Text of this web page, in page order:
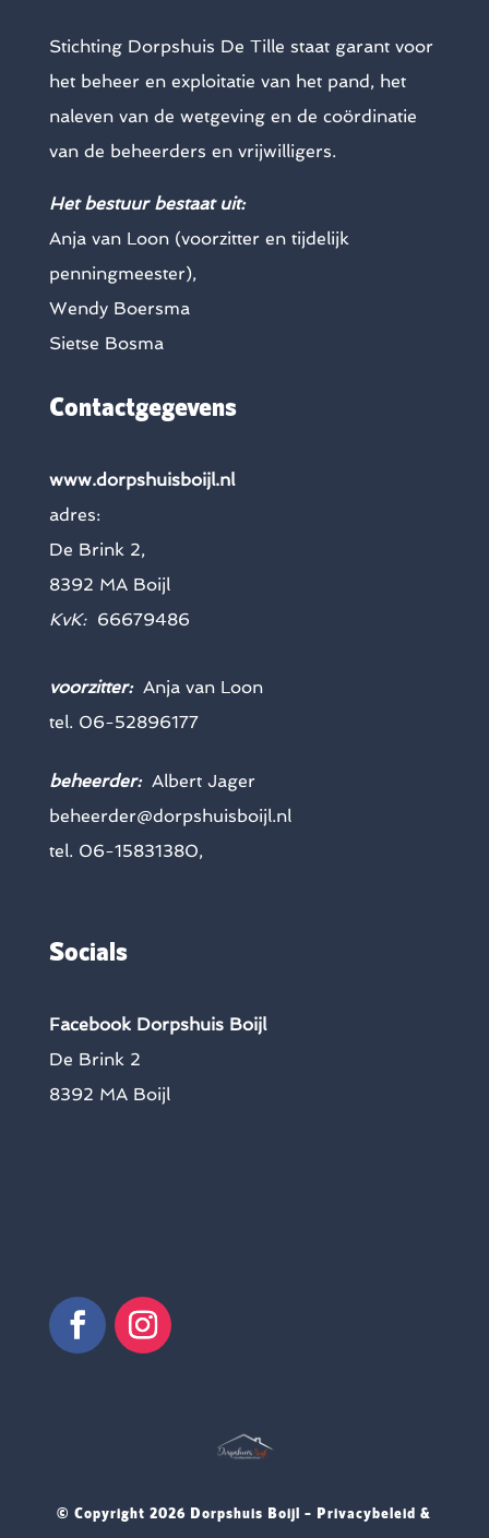
Stichting Dorpshuis De Tille staat garant voor
het beheer en exploitatie van het pand, het
naleven van de wetgeving en de coördinatie
van de beheerders en vrijwilligers.
Het bestuur bestaat uit:
Anja van Loon (voorzitter en tijdelijk
penningmeester),
Wendy Boersma
Sietse Bosma
Contactgegevens
www.dorpshuisboijl.nl
adres:
De Brink 2,
8392 MA Boijl
KvK:66679486
voorzitter: Anja van Loon
tel. 06-52896177
beheerder: Albert Jager
beheerder@dorpshuisboijl.nl
tel. 06-15831380,
Socials
Facebook Dorpshuis Boijl
De Brink 2
8392 MA Boijl
© Copyright2026 Dorpshuis Boijl – Privacybeleid &